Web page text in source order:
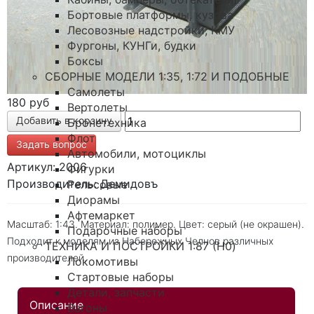
Бортовые платформы, кузова
Лесовозные надстройки, КМУ
Фургоны, КУНГи, будки
Боксы
СБОРНЫЕ МОДЕЛИ 1:35, 1:72 И ПОДОБНЫЕ
Самолеты
Вертолеты
Бронетехника
Флот
Автомобили, мотоциклы
Фигурки
Рельсовые
Диорамы
Афтемаркет
Подарочные наборы
ТЕХНИКА И ПОСТРОЙКИ 1:87 (H0)
Локомотивы
Стартовые наборы
Детали, запчасти
Вагоны
180 руб
Задать вопрос
Артикул: 2006
Производитель: Демидовъ
Масштаб: 1:43. Материал: полимер. Цвет: серый (не окрашен).
Подходит к моделям из Набережных Челнов различных
производителей.
Описание